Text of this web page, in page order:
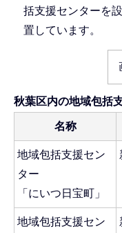
括支援センターを
置しています。
秋葉区内の地域包括
名称
地域包括支援セン
ター
「にいつ日宝町」
地域包括支援セン